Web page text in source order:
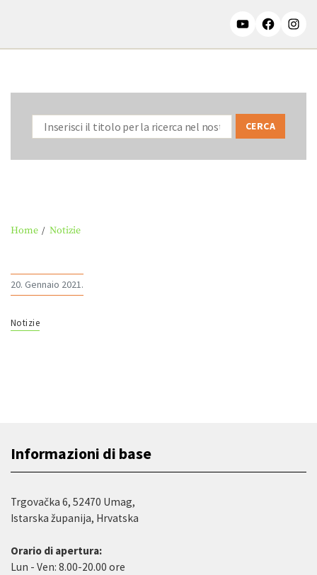
Home Notizie
20. Gennaio 2021.
Notizie
Informazioni di base
Trgovačka 6, 52470 Umag,
Istarska županija, Hrvatska
Orario di apertura:
Lun - Ven: 8.00-20.00 ore